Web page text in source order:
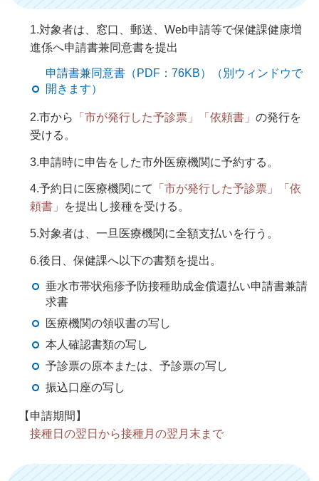
1.対象者は、窓口、郵送、Web申請等で保健課健康増
進係へ申請書兼同意書を提出
申請書兼同意書（PDF：76KB）（別ウィンドウで
開きます）
2.市から 「市が発行した予診票」「依頼書」 の発行を
受ける。
3.申請時に申告をした市外医療機関に予約する。
4.予約日に医療機関にて
「市が発行した予診票」「依
頼書」
を提出し接種を受ける。
5.対象者は、一旦医療機関に全額支払いを行う。
6.後日、保健課へ以下の書類を提出。
垂水市帯状疱疹予防接種助成金償還払い申請書兼請
求書
医療機関の領収書の写し
本人確認書類の写し
予診票の原本または、予診票の写し
振込口座の写し
【申請期間】
接種日の翌日から接種月の翌月末まで